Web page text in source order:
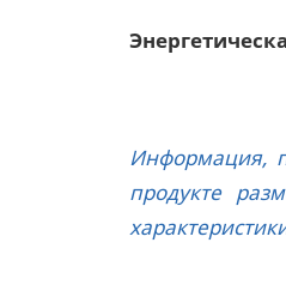
Информация,
продукте